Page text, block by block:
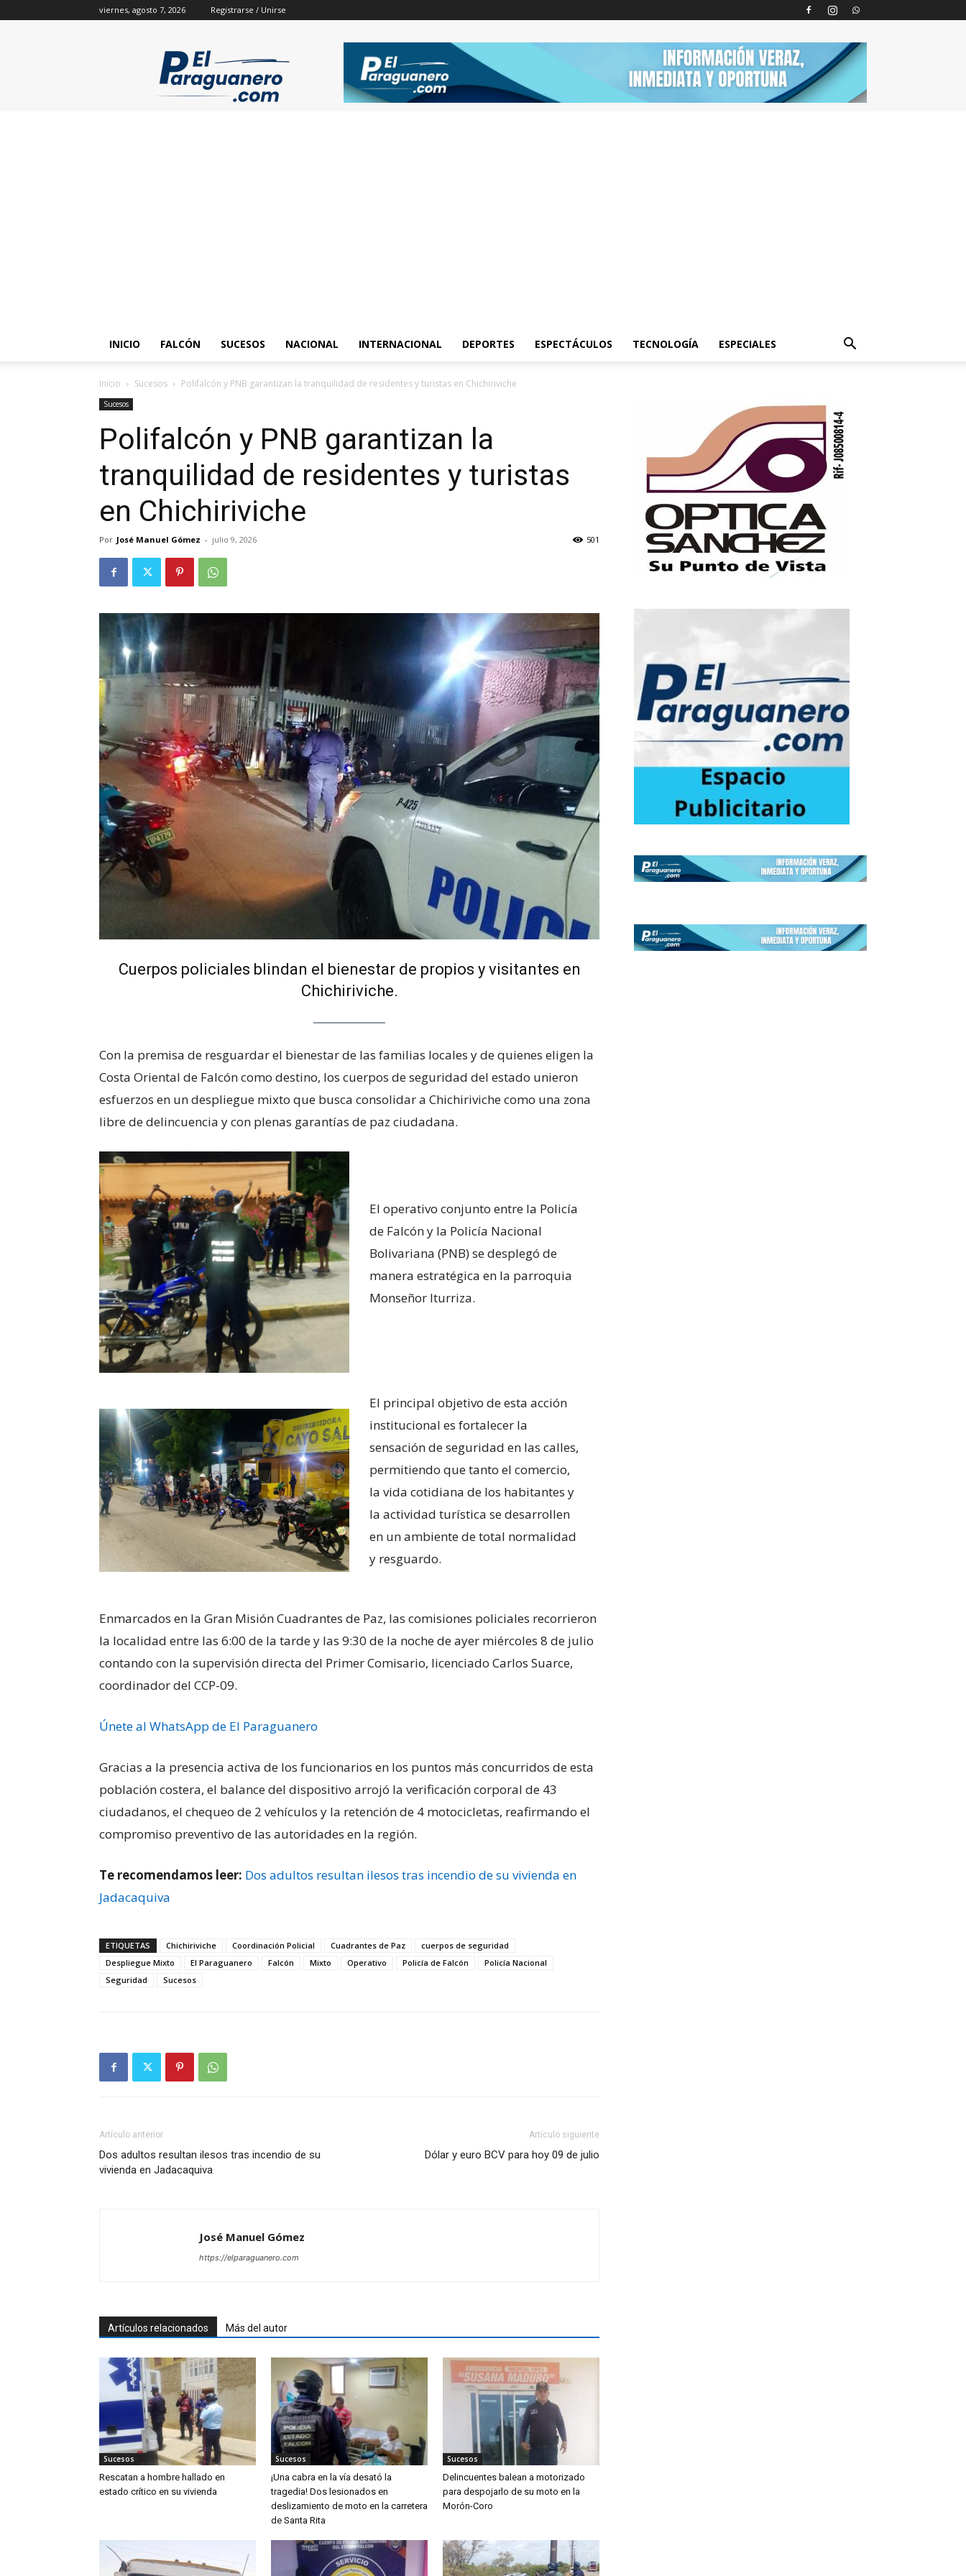
viernes, agosto 7, 2026 Registrarse / Unirse
INICIO FALCÓN SUCESOS NACIONAL INTERNACIONAL DEPORTES ESPECTÁCULOS TECNOLOGÍA ESPECIALES
Inicio Sucesos Polifalcón y PNB garantizan la tranquilidad de residentes y turistas en Chichiriviche
Sucesos
Polifalcón y PNB garantizan la
tranquilidad de residentes y turistas
en Chichiriviche
Por José Manuel Gómez - julio 9, 2026 501
Cuerpos policiales blindan el bienestar de propios y visitantes en
Chichiriviche.
Con la premisa de resguardar el bienestar de las familias locales y de quienes eligen la
Costa Oriental de Falcón como destino, los cuerpos de seguridad del estado unieron
esfuerzos en un despliegue mixto que busca consolidar a Chichiriviche como una zona
libre de delincuencia y con plenas garantías de paz ciudadana.
El operativo conjunto entre la Policía
de Falcón y la Policía Nacional
Bolivariana (PNB) se desplegó de
manera estratégica en la parroquia
Monseñor Iturriza.
El principal objetivo de esta acción
institucional es fortalecer la
sensación de seguridad en las calles,
permitiendo que tanto el comercio,
la vida cotidiana de los habitantes y
la actividad turística se desarrollen
en un ambiente de total normalidad
y resguardo.
Enmarcados en la Gran Misión Cuadrantes de Paz, las comisiones policiales recorrieron
la localidad entre las 6:00 de la tarde y las 9:30 de la noche de ayer miércoles 8 de julio
contando con la supervisión directa del Primer Comisario, licenciado Carlos Suarce,
coordinador del CCP-09.
Únete al WhatsApp de El Paraguanero
Gracias a la presencia activa de los funcionarios en los puntos más concurridos de esta
población costera, el balance del dispositivo arrojó la verificación corporal de 43
ciudadanos, el chequeo de 2 vehículos y la retención de 4 motocicletas, reafirmando el
compromiso preventivo de las autoridades en la región.
Te recomendamos leer: Dos adultos resultan ilesos tras incendio de su vivienda en
Jadacaquiva
ETIQUETAS Chichiriviche Coordinación Policial Cuadrantes de Paz
cuerpos de seguridad
Despliegue Mixto
El Paraguanero Falcón Mixto Operativo Policía de Falcón
Policía Nacional
Seguridad
Sucesos
Artículo anterior
Dos adultos resultan ilesos tras incendio de su
vivienda en Jadacaquiva
Artículo siguiente
Dólar y euro BCV para hoy 09 de julio
José Manuel Gómez
https://elparaguanero.com
Artículos relacionados Más del autor
Sucesos
Rescatan a hombre hallado en
estado crítico en su vivienda
Sucesos
¡Una cabra en la vía desató la
tragedia! Dos lesionados en
deslizamiento de moto en la carretera
de Santa Rita
Sucesos
Delincuentes balean a motorizado
para despojarlo de su moto en la
Morón-Coro